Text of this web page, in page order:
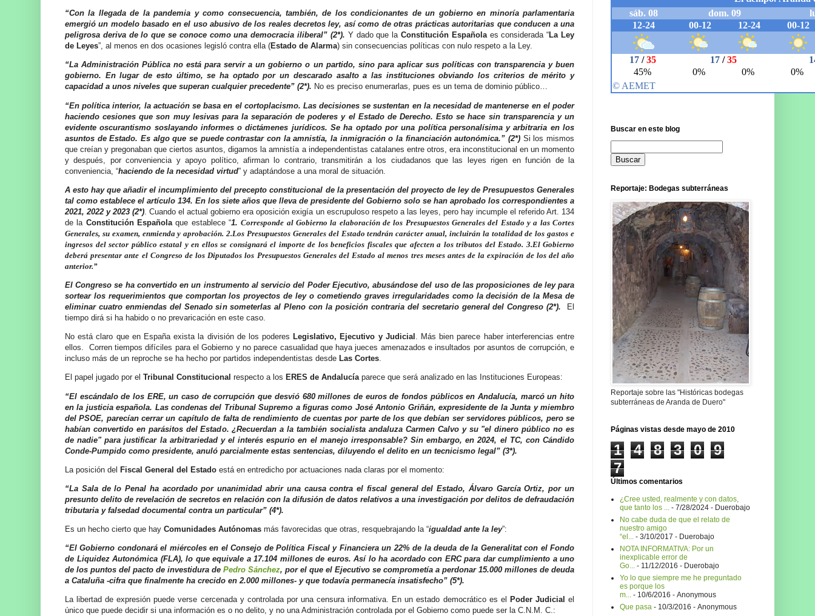
“Con la llegada de la pandemia y como consecuencia, también, de los condicionantes de un gobierno en minoría parlamentaria
emergió un modelo basado en el uso abusivo de los reales decretos ley, así como de otras prácticas autoritarias que conducen a una
peligrosa deriva de lo que se conoce como una democracia iliberal” (2*). Y dado que la Constitución Españolaes considerada “La Ley
de Leyes”, al menos en dos ocasiones legisló contra ella (Estado de Alarma) sin consecuencias políticas con nulo respeto a la Ley.
“La Administración Pública no está para servir a un gobierno o un partido, sino para aplicar sus políticas con transparencia y buen
gobierno. En lugar de esto último, se ha optado por un descarado asalto a las instituciones obviando los criterios de mérito y
capacidad a unos niveles que superan cualquier precedente” (2*). No es preciso enumerarlas, pues es un tema de dominio público…
“En política interior, la actuación se basa en el cortoplacismo. Las decisiones se sustentan en la necesidad de mantenerse en el poder
haciendo cesiones que son muy lesivas para la separación de poderes y el Estado de Derecho. Esto se hace sin transparencia y un
evidente oscurantismo soslayando informes o dictámenes jurídicos. Se ha optado por una política personalísima y arbitraria en los
asuntos de Estado. Es algo que se puede contrastar con la amnistía, la inmigración o la financiación autonómica.” (2*) Si los mismos
que creían y pregonaban que ciertos asuntos, digamos la amnistía a independentistas catalanes entre otros, era inconstitucional en un momento
y después, por conveniencia y apoyo político, afirman lo contrario, transmitirán a los ciudadanos que las leyes rigen en función de la
conveniencia, “haciendo de la necesidad virtud” y adaptándose a una moral de situación.
A esto hay que añadir el incumplimiento del precepto constitucional de la presentación del proyecto de ley de Presupuestos Generales
tal como establece el artículo 134. En los siete años que lleva de presidente del Gobierno solo se han aprobado los correspondientes a
2021, 2022 y 2023 (2*) . Cuando el actual gobierno era oposición exigía un escrupuloso respeto a las leyes, pero hay incumple el referido Art. 134
de la Constitución Española que establece “1.Corresponde al Gobierno la elaboración de los Presupuestos Generales del Estado y a las Cortes
Generales, su examen, enmienda y aprobación. 2.Los Presupuestos Generales del Estado tendrán carácter anual, incluirán la totalidad de los gastos e
ingresos del sector público estatal y en ellos se consignará el importe de los beneficios fiscales que afecten a los tributos del Estado. 3.El Gobierno
deberá presentar ante el Congreso de los Diputados los Presupuestos Generales del Estado al menos tres meses antes de la expiración de los del año
anterior.”
El Congreso se ha convertido en un instrumento al servicio del Poder Ejecutivo, abusándose del uso de las proposiciones de ley para
sortear los requerimientos que comportan los proyectos de ley o cometiendo graves irregularidades como la decisión de la Mesa de
eliminar cuatro enmiendas del Senado sin someterlas al Pleno con la posición contraria del secretario general del Congreso (2*).
El
tiempo dirá si ha habido o no prevaricación en este caso.
No está claro que en España exista la división de los poderes Legislativo, Ejecutivo y Judicial . Más bien parece haber interferencias entre
ellos.
Corren tiempos difíciles para el Gobierno y no parece casualidad que haya jueces amenazados e insultados por asuntos de corrupción, e
incluso más de un reproche se ha hecho por partidos independentistas desde Las Cortes.
El papel jugado por el Tribunal Constitucional respecto a los ERES de Andalucíaparece que será analizado en las Instituciones Europeas:
“El escándalo de los ERE, un caso de corrupción que desvió 680 millones de euros de fondos públicos en Andalucía, marcó un hito
en la justicia española. Las condenas del Tribunal Supremo a figuras como José Antonio Griñán, expresidente de la Junta y miembro
del PSOE, parecían cerrar un capítulo de falta de rendimiento de cuentas por parte de los que debían ser servidores públicos, pero se
habían convertido en parásitos del Estado. ¿Recuerdan a la también socialista andaluza Carmen Calvo y su "el dinero público no es
de nadie" para justificar la arbitrariedad y el interés espurio en el manejo irresponsable? Sin embargo, en 2024, el TC, con Cándido
Conde-Pumpido como presidente, anuló parcialmente estas sentencias, diluyendo el delito en un tecnicismo legal” (3*).
La posición del Fiscal General del Estado está en entredicho por actuaciones nada claras por el momento:
“La Sala de lo Penal ha acordado por unanimidad abrir una causa contra el fiscal general del Estado, Álvaro García Ortiz, por un
presunto delito de revelación de secretos en relación con la difusión de datos relativos a una investigación por delitos de defraudación
tributaria y falsedad documental contra un particular” (4*).
Es un hecho cierto que hay Comunidades Autónomas más favorecidas que otras, resquebrajando la “igualdad ante la ley”:
“El Gobierno condonará el miércoles en el Consejo de Política Fiscal y Financiera un 22% de la deuda de la Generalitat con el Fondo
de Liquidez Autonómica (FLA), lo que equivale a 17.104 millones de euros. Así lo ha acordado con ERC para dar cumplimiento a uno
de los puntos del pacto de investidura de Pedro Sánchez, por el que el Ejecutivo se comprometía a perdonar 15.000 millones de deuda
a Cataluña -cifra que finalmente ha crecido en 2.000 millones- y que todavía permanecía insatisfecho” (5*).
La libertad de expresión puede verse cercenada y controlada por una censura informativa. En un estado democrático es el Poder Judicial el
único que puede decidir si una información es o no delito, y no una Administración controlada por el Gobierno como puede ser la C.N.M. C.:
Buscar en este blog
Reportaje: Bodegas subterráneas
Reportaje sobre las "Históricas bodegas
subterráneas de Aranda de Duero"
Páginas vistas desde mayo de 2010
1 4 8 3 0
9
7
Últimos comentarios
¿Cree usted, realmente y con datos,
que tanto los ...
- 7/28/2024 - Duerobajo
No cabe duda de que el relato de
nuestro amigo
“el...
- 3/10/2017 - Duerobajo
NOTA INFORMATIVA: Por un
inexplicable error de
Go...
- 11/12/2016 - Duerobajo
Yo lo que siempre me he preguntado
es porque los
m...
- 10/6/2016 - Anonymous
Que pasa - 10/3/2016 - Anonymous